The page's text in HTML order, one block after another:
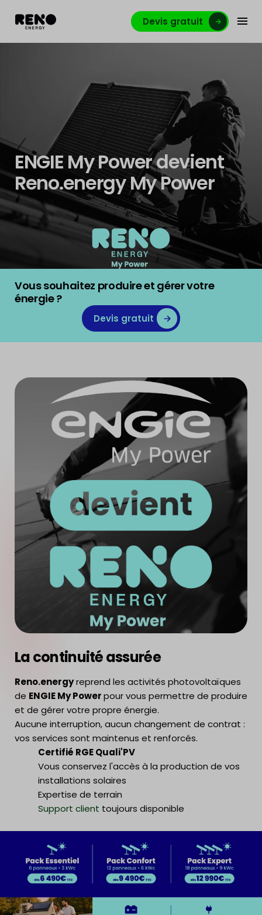
Devis gratuit
ENGIE My Power devient
Reno.energy My Power
Vous souhaitez produire et gérer votre
énergie ?
Devis gratuit
La continuité assurée
Reno.energyreprend les activités photovoltaïques
de ENGIE My Powerpour vous permettre de produire
et de gérer votre propre énergie.
Aucune interruption, aucun changement de contrat :
vos services sont maintenus et renforcés.
Certifié RGE Quali'PV
Vous conservez l'accès à la production de vos
installations solaires
Expertise de terrain
Support client toujours disponible